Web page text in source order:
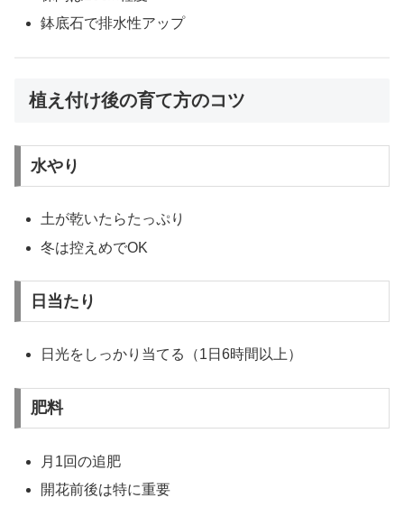
鉢底石で排水性アップ
植え付け後の育て方のコツ
水やり
土が乾いたらたっぷり
冬は控えめでOK
日当たり
日光をしっかり当てる（1日6時間以上）
肥料
月1回の追肥
開花前後は特に重要